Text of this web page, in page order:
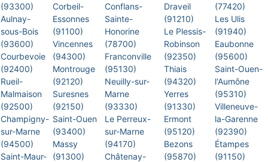
(93300)
Aulnay-
sous-Bois
(93600)
Courbevoie
(92400)
Rueil-
Malmaison
(92500)
Champigny-
sur-Marne
(94500)
Saint-Maur-
Corbeil-
Essonnes
(91100)
Vincennes
(94300)
Montrouge
(92120)
Suresnes
(92150)
Saint-Ouen
(93400)
Massy
(91300)
Conflans-
Sainte-
Honorine
(78700)
Franconville
(95130)
Neuilly-sur-
Marne
(93330)
Le Perreux-
sur-Marne
(94170)
Châtenay-
Draveil
(91210)
Le Plessis-
Robinson
(92350)
Thiais
(94320)
Yerres
(91330)
Ermont
(95120)
Bezons
(95870)
(77420)
Les Ulis
(91940)
Eaubonne
(95600)
Saint-Ouen-
l'Aumône
(95310)
Villeneuve-
la-Garenne
(92390)
Étampes
(91150)